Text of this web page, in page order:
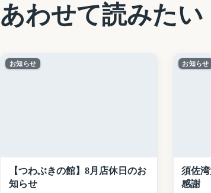
あわせて読みたい
お知らせ
【つわぶきの館】8月店休日のお
知らせ
お知らせ
須佐
感謝